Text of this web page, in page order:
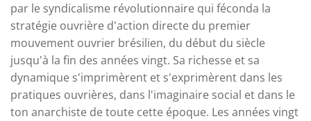
par le syndicalisme révolutionnaire qui féconda la
stratégie ouvrière d'action directe du premier
mouvement ouvrier brésilien, du début du siècle
jusqu'à la fin des années vingt. Sa richesse et sa
dynamique s'imprimèrent et s'exprimèrent dans les
pratiques ouvrières, dans l'imaginaire social et dans le
ton anarchiste de toute cette époque. Les années vingt